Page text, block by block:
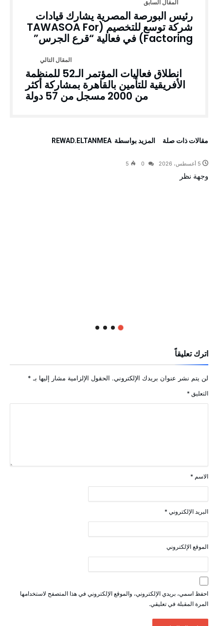
رئيس البورصة المصرية يشارك قيادات
شركة توسع للتخصيم (TAWASOA For
Factoring) في فعالية “قرع الجرس”
انطلاق فعاليات المؤتمر الـ52 للمنظمة
الأفريقية للتأمين بالقاهرة بمشاركة أكثر
من 2000 مسجل من 57 دولة
‫مقالات ذات صلة‬ ‫‫المزيد بواسطة‬ ‬ REWAD.ELTANMEA
5 أغسطس، 2026 5
وجهة نظر
اترك تعليقاً
لن يتم نشر عنوان بريدك الإلكتروني. الحقول الإلزامية مشار إليها بـ *
التعليق *
الاسم *
البريد الإلكتروني *
الموقع الإلكتروني
احفظ اسمي، بريدي الإلكتروني، والموقع الإلكتروني في هذا المتصفح لاستخدامها
المرة المقبلة في تعليقي.